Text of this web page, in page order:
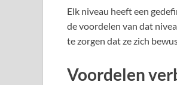
Elk niveau heeft een
de voordelen van dat
te zorgen dat ze zich
Voordelen